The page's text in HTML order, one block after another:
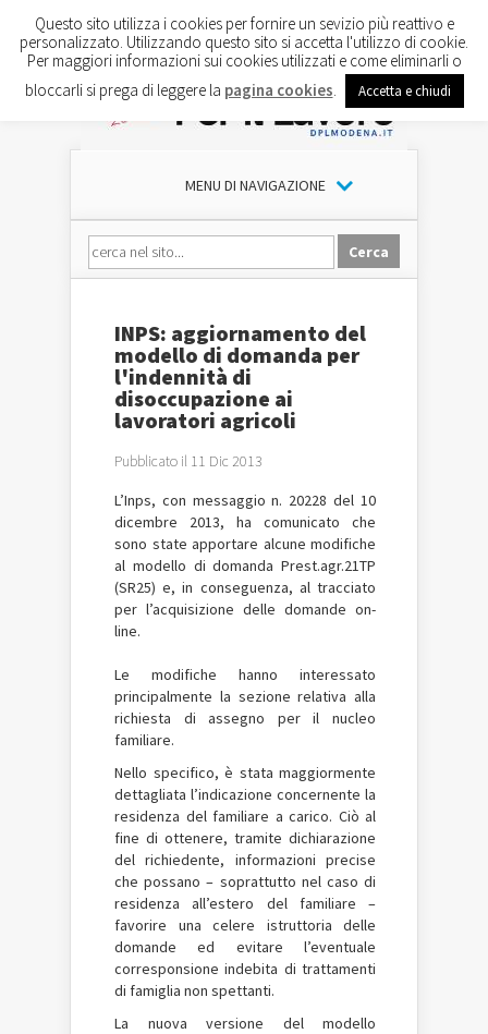
MENU DI NAVIGAZIONE
INPS: aggiornamento del
modello di domanda per
l'indennità di
disoccupazione ai
lavoratori agricoli
Pubblicato il 11 Dic 2013
L’Inps, con messaggio n. 20228 del 10
dicembre 2013, ha comunicato che
sono state apportare alcune modifiche
al modello di domanda Prest.agr.21TP
(SR25) e, in conseguenza, al tracciato
per l’acquisizione delle domande on-
line.
Le modifiche hanno interessato
principalmente la sezione relativa alla
richiesta di assegno per il nucleo
familiare.
Nello specifico, è stata maggiormente
dettagliata l’indicazione concernente la
residenza del familiare a carico. Ciò al
fine di ottenere, tramite dichiarazione
del richiedente, informazioni precise
che possano – soprattutto nel caso di
residenza all’estero del familiare –
favorire una celere istruttoria delle
domande ed evitare l’eventuale
corresponsione indebita di trattamenti
di famiglia non spettanti.
La nuova versione del modello
Questo sito utilizza i cookies per fornire un sevizio più reattivo e
personalizzato. Utilizzando questo sito si accetta l'utilizzo di cookie.
Per maggiori informazioni sui cookies utilizzati e come eliminarli o
bloccarli si prega di leggere la pagina cookies Accetta e chiudi